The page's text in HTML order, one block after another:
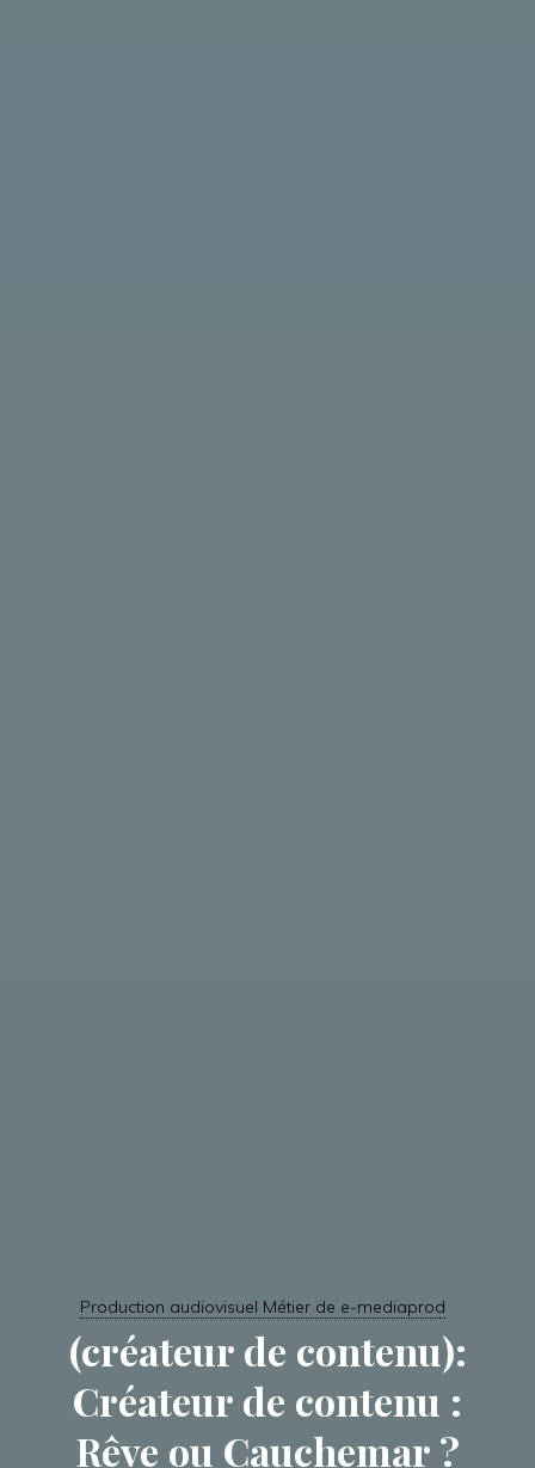
Production audiovisuel Métier de e-mediaprod
(créateur de contenu):
Créateur de contenu :
Rêve ou Cauchemar ?